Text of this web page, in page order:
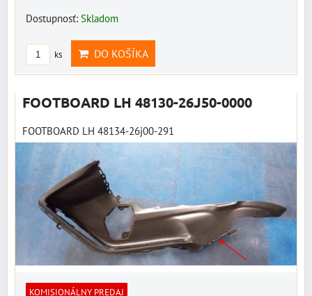
Dostupnosť: Skladom
ks DO KOŠÍKA
FOOTBOARD LH 48130-26J50-0000
FOOTBOARD LH 48134-26j00-291
KOMISIONÁLNY PREDAJ